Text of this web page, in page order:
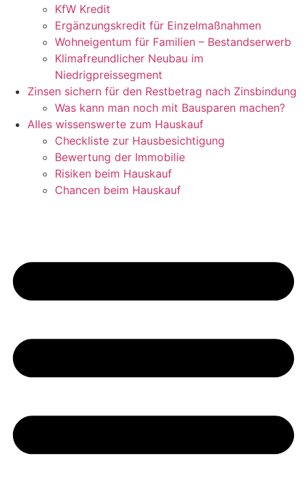
KfW Kredit
Ergänzungskredit für Einzelmaßnahmen
Wohneigentum für Familien – Bestandserwerb
Klimafreundlicher Neubau im
Niedrigpreissegment
Zinsen sichern für den Restbetrag nach Zinsbindung
Was kann man noch mit Bausparen machen?
Alles wissenswerte zum Hauskauf
Checkliste zur Hausbesichtigung
Bewertung der Immobilie
Risiken beim Hauskauf
Chancen beim Hauskauf